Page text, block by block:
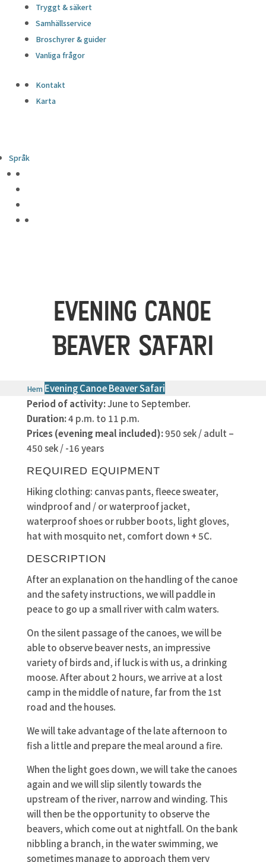
Tryggt & säkert
Samhällsservice
Broschyrer & guider
Vanliga frågor
Kontakt
Karta
Språk
EVENING CANOE
BEAVER SAFARI
Hem Evening Canoe Beaver Safari
Period of activity:June to September.
Duration:4 p.m. to 11 p.m.
Prices (evening meal included):950 sek / adult –
450 sek / -16 years
REQUIRED EQUIPMENT
Hiking clothing: canvas pants, fleece sweater,
windproof and / or waterproof jacket,
waterproof shoes or rubber boots, light gloves,
hat with mosquito net, comfort down + 5C.
DESCRIPTION
After an explanation on the handling of the canoe
and the safety instructions, we will paddle in
peace to go up a small river with calm waters.
On the silent passage of the canoes, we will be
able to observe beaver nests, an impressive
variety of birds and, if luck is with us, a drinking
moose. After about 2 hours, we arrive at a lost
camp in the middle of nature, far from the 1st
road and the houses.
We will take advantage of the late afternoon to
fish a little and prepare the meal around a fire.
When the light goes down, we will take the canoes
again and we will slip silently towards the
upstream of the river, narrow and winding. This
will then be the opportunity to observe the
beavers, which come out at nightfall. On the bank
nibbling a branch, in the water swimming, we
sometimes manage to approach them very